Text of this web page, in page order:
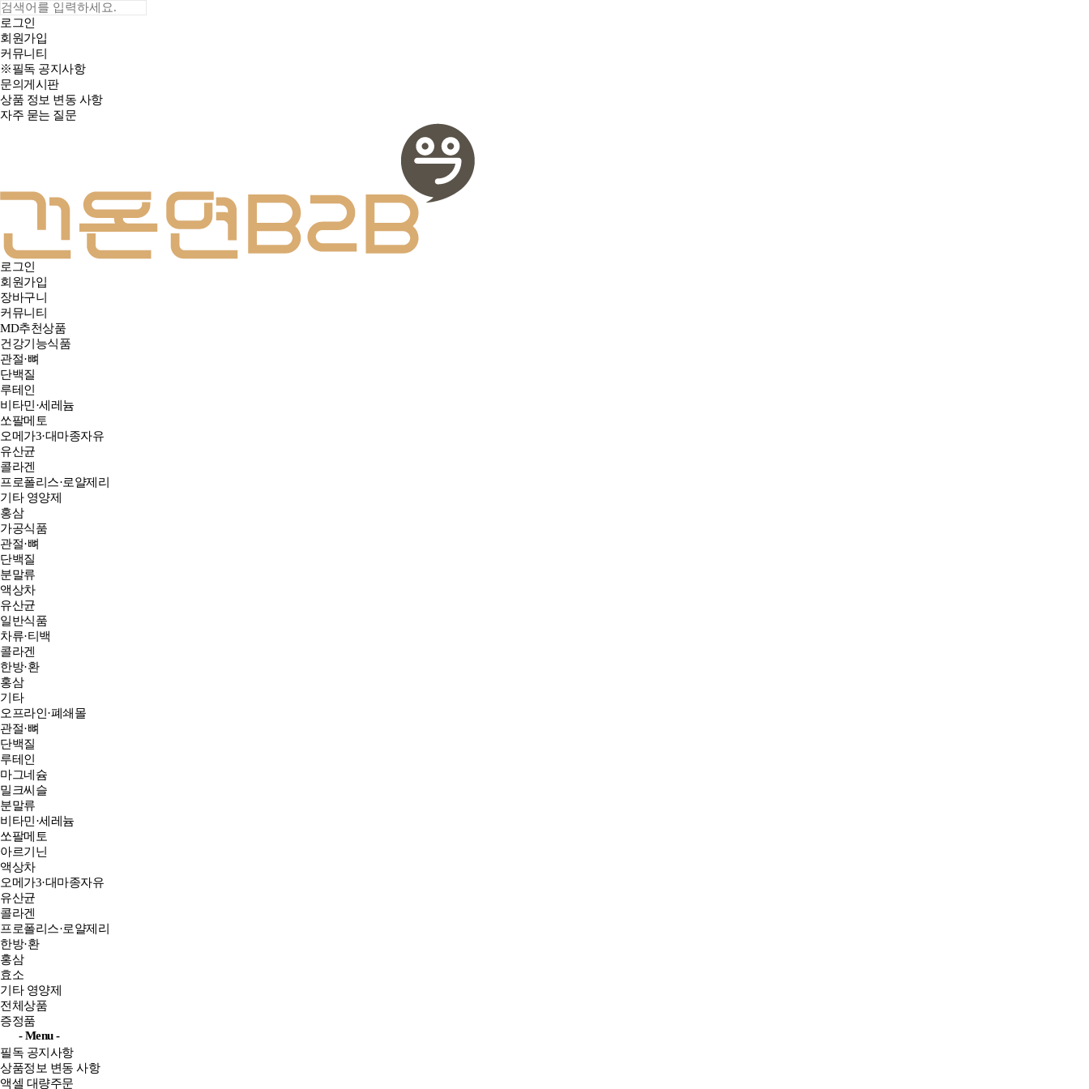
로그인
회원가입
커뮤니티
※필독 공지사항
문의게시판
상품 정보 변동 사항
자주 묻는 질문
로그인
회원가입
장바구니
커뮤니티
MD추천상품
건강기능식품
관절·뼈
단백질
루테인
비타민·세레늄
쏘팔메토
오메가3·대마종자유
유산균
콜라겐
프로폴리스·로얄제리
기타 영양제
홍삼
가공식품
관절·뼈
단백질
분말류
액상차
유산균
일반식품
차류·티백
콜라겐
한방·환
홍삼
기타
오프라인·폐쇄몰
관절·뼈
단백질
루테인
마그네슘
밀크씨슬
분말류
비타민·세레늄
쏘팔메토
아르기닌
액상차
오메가3·대마종자유
유산균
콜라겐
프로폴리스·로얄제리
한방·환
홍삼
효소
기타 영양제
전체상품
증정품
- Menu -
필독 공지사항
상품정보 변동 사항
액셀 대량주문